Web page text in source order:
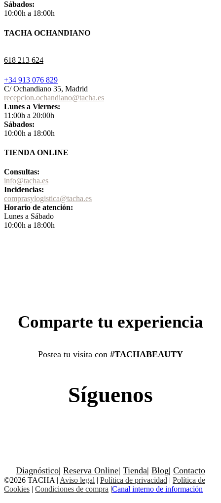
Sábados:
10:00h a 18:00h
TACHA OCHANDIANO
618 213 624
+34 913 076 829
C/ Ochandiano 35, Madrid
recepcion.ochandiano@tacha.es
Lunes a Viernes:
11:00h a 20:00h
Sábados:
10:00h a 18:00h
TIENDA ONLINE
Consultas:
info@tacha.es
Incidencias:
comprasylogistica@tacha.es
Horario de atención:
Lunes a Sábado
10:00h a 18:00h
Comparte tu experiencia
Postea tu visita con #TACHABEAUTY
Síguenos
Diagnóstico| Reserva Online| Tienda| Blog| Contacto
©2026 TACHA | Aviso legal | Política de privacidad | Política de
Cookies | Condiciones de compra |Canal interno de información